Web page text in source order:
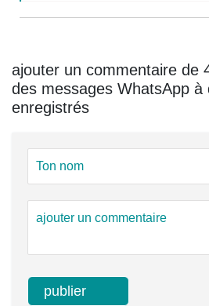
ajouter un commentaire de
des messages WhatsApp à
enregistrés